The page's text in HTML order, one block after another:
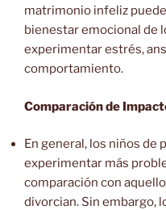
matrimonio infeliz
bienestar emocional de
experimentar estrés,
comportamiento.
Comparación de
En general, los niños de
experimentar más
comparación con
divorcian. Sin embargo,